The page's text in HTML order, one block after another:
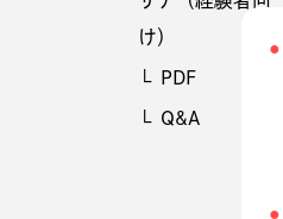
け）
PDF
Q&A